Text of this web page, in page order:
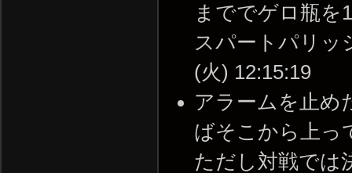
まででゲロ瓶を
スパートパリッ
(火) 12:15:19
アラームを止め
ばそこから上っ
ただし対戦では